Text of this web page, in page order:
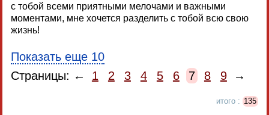
с тобой всеми приятными мелочами и важными
моментами, мне хочется разделить с тобой всю свою
жизнь!
Показать еще 10
Страницы: ←
1 2 3 4 5 6 7 8 9 →
итого : 135